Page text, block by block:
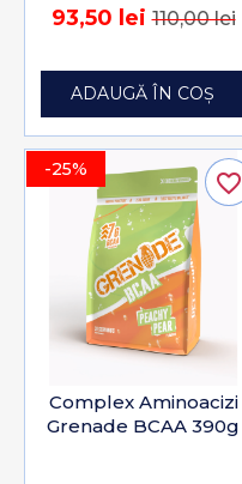
93,50 lei110,00 lei
ADAUGĂ ÎN COȘ
-25%
Complex Aminoacizi
Grenade BCAA 390g
favorite_border